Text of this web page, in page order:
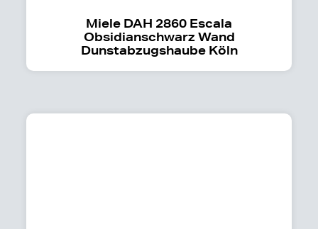
Miele DAH 2860 Escala
Obsidianschwarz Wand
Dunstabzugshaube Köln